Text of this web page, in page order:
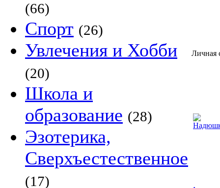
(66)
Спорт (26)
Увлечения и Хобби
(20)
Школа и
образование (28)
Эзотерика,
Сверхъестественное
(17)
Личная